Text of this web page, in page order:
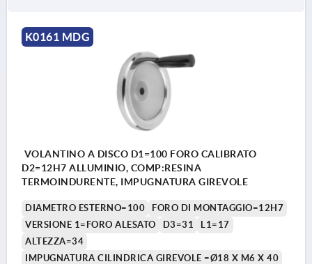
K0161 MDG
VOLANTINO A DISCO D1=100 FORO CALIBRATO
D2=12H7 ALLUMINIO, COMP:RESINA
TERMOINDURENTE, IMPUGNATURA GIREVOLE
DIAMETRO ESTERNO=100
FORO DI MONTAGGIO=12H7
VERSIONE 1=FORO ALESATO
D3=31
L1=17
ALTEZZA=34
IMPUGNATURA CILINDRICA GIREVOLE =Ø18 X M6 X 40